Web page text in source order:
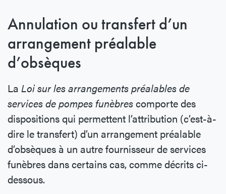
Annulation ou transfert d’un
arrangement préalable
d’obsèques
La Loi sur les arrangements préalables de
services de pompes funèbrescomporte des
dispositions qui permettent l’attribution (c’est-à-
dire le transfert) d’un arrangement préalable
d’obsèques à un autre fournisseur de services
funèbres dans certains cas, comme décrits ci-
dessous.